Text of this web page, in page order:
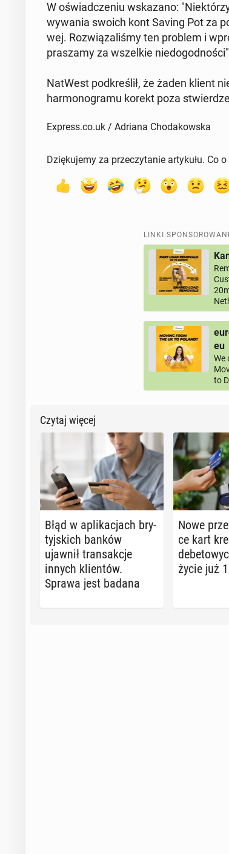
W oświad­cze­niu wska­za­no:
wy­wa­nia swoich kont Saving Pot za
wej. Roz­wią­za­li­śmy ten problem i
pra­sza­my za wszel­kie
NatWest pod­kre­ślił, że żaden klient
har­mo­no­gra­mu korekt poza
Express.co.uk / Adriana Chodakowska
Dziękujemy za przeczytanie artykułu. Co
LINKI
eu
We
to
Czytaj więcej
Błąd w apli­ka­cjach bry­
tyj­skich banków
ujawnił trans­ak­cje
innych klien­tów.
Sprawa jest badana
Nowe
ce kart
życie już